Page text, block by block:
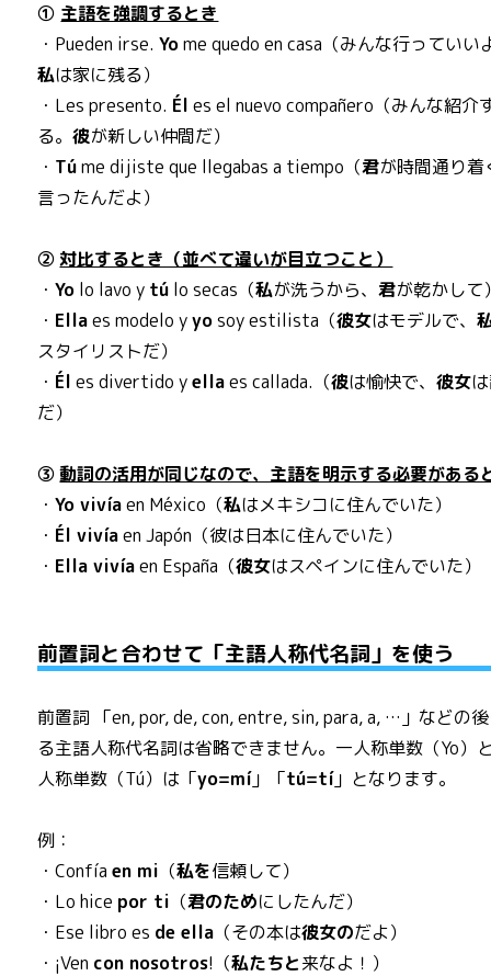
① 主語を強調するとき
・Pueden irse.Yome quedo en casa（みんな行っていい
私は家に残る）
・Les presento. Él es el nuevo compañero（みんな紹介
る。彼が新しい仲間だ）
・ Túme dijiste que llegabas a tiempo（君が時間通り着
言ったんだよ）
② 対比するとき（並べて違いが目立つこと）
・Yo lo lavo y tú lo secas（私が洗うから、君が乾かして
・ Ellaes modelo yyosoy estilista（彼女はモデルで、
スタイリストだ）
・ Él es divertido yellaes callada.（彼は愉快で、彼女
だ）
③ 動詞の活用が同じなので、主語を明示する必要がある
・Yo vivíaen México（私はメキシコに住んでいた）
・ Él vivíaen Japón（彼は日本に住んでいた）
・ Ella vivíaen España（彼女はスペインに住んでいた）
前置詞と合わせて「主語人称代名詞」を使う
前置詞 「en, por, de, con, entre, sin, para, a, …」などの
る主語人称代名詞は省略できません。一人称単数（Yo）
人称単数（Tú）は「yo=mí」「tú=tí」となります。
例：
・Confíaen mi （私を信頼して）
・Lo hice por ti （君のためにしたんだ）
・Ese libro es de ella （その本は彼女のだよ）
・¡Ven con nosotros!（私たちと来なよ！）